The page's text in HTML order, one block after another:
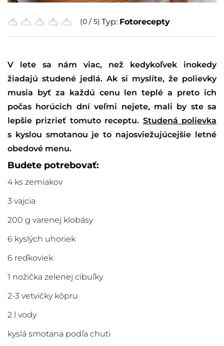
(0 / 5) Typ: Fotorecepty
V lete sa nám viac, než kedykoľvek inokedy
žiadajú studené jedlá. Ak si myslíte, že polievky
musia byť za každú cenu len teplé a preto ich
počas horúcich dní veľmi nejete, mali by ste sa
lepšie prizrieť tomuto receptu. Studená polievka
s kyslou smotanou je to najosviežujúcejšie letné
obedové menu.
Budete potrebovať:
4 ks zemiakov
3 vajcia
200 g varenej klobásy
6 kyslých uhoriek
6 reďkoviek
1 nožička zelenej cibuľky
2-3 vetvičky kôpru
2 l vody
kyslá smotana podľa chuti